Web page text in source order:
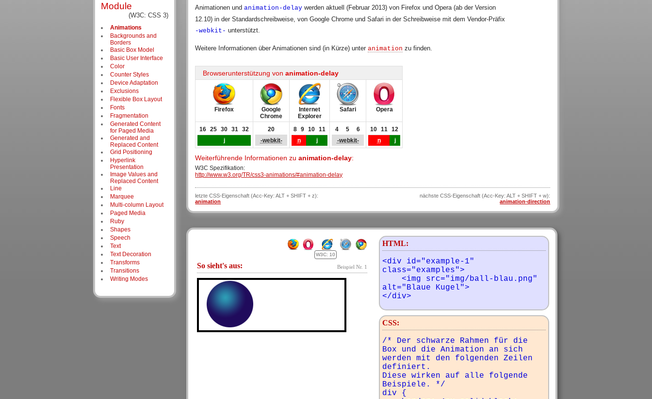
Animationen undanimation-delay werden aktuell (Februar 2013) von Firefox und Opera (ab der Version
12.10) in der Standardschreibweise, von Google Chrome und Safari in der Schreibweise mit dem Vendor-Präfix
-webkit- unterstützt.
Weitere Informationen über Animationen sind (in Kürze) unteranimation zu finden.
Browserunterstützung von animation-delay
Firefox
Google
Chrome
Internet
Explorer
Safari Opera
16 25 30 31 32
j
20
-webkit-
8 9 10 11
n
j
4 5
6
-webkit-
10 11 12
n
j
Weiterführende Informationen zuanimation-delay:
W3C Spezifikation:
http://www.w3.org/TR/css3-animations/#animation-delay
letzte CSS-Eigenschaft (Acc-Key: ALT + SHIFT + z):
animation
nächste CSS-Eigenschaft (Acc-Key: ALT + SHIFT + w):
animation-direction
HTML:
<div id="example-1"
class="examples">
alt="Blaue Kugel">
</div>
CSS:
/* Der schwarze Rahmen für die
Box und die Animation an sich
werden mit den folgenden Zeilen
definiert.
Diese wirken auf alle folgende
Beispiele. */
div {
W3C: 10
Beispiel Nr. 1
So sieht's aus:
Module
(W3C: CSS 3)
Animations
Backgrounds and
Borders
Basic Box Model
Basic User Interface
Color
Counter Styles
Device Adaptation
Exclusions
Flexible Box Layout
Fonts
Fragmentation
Generated Content
for Paged Media
Generated and
Replaced Content
Grid Positioning
Hyperlink
Presentation
Image Values and
Replaced Content
Line
Marquee
Multi-column Layout
Paged Media
Ruby
Shapes
Speech
Text
Text Decoration
Transforms
Transitions
Writing Modes